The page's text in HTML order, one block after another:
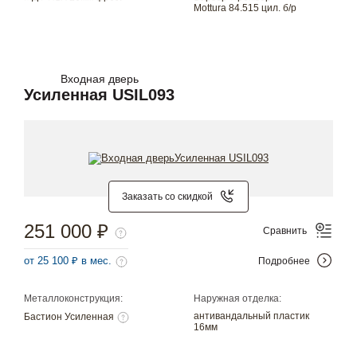
Mottura 84.515 цил. б/р
Входная дверь
Усиленная USIL093
Заказать со скидкой
Металлоконструкция:
Бастион Усиленная
Наружная отделка:
антивандальный пластик
16мм
251 000 ₽
от 25 100 ₽ в мес.
Сравнить
Подробнее